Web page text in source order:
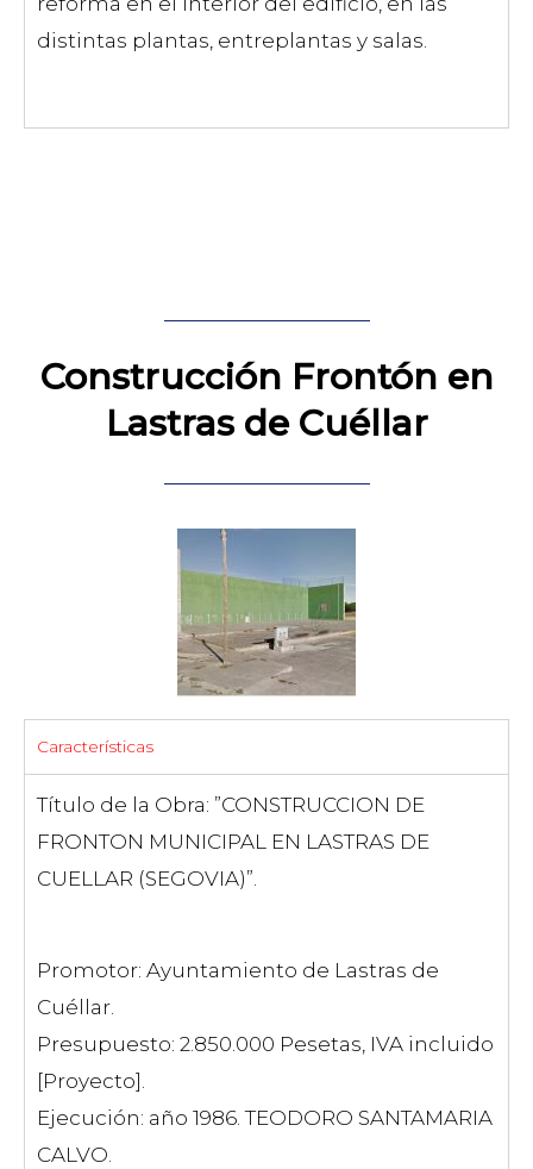
distintas plantas, entreplantas y salas.
Construcción Frontón en
Lastras de Cuéllar
Características
Título de la Obra: ”CONSTRUCCION DE
FRONTON MUNICIPAL EN LASTRAS DE
CUELLAR (SEGOVIA)”.
Promotor: Ayuntamiento de Lastras de
Cuéllar.
Presupuesto: 2.850.000 Pesetas, IVA incluido
[Proyecto].
Ejecución: año 1986. TEODORO SANTAMARIA
CALVO.